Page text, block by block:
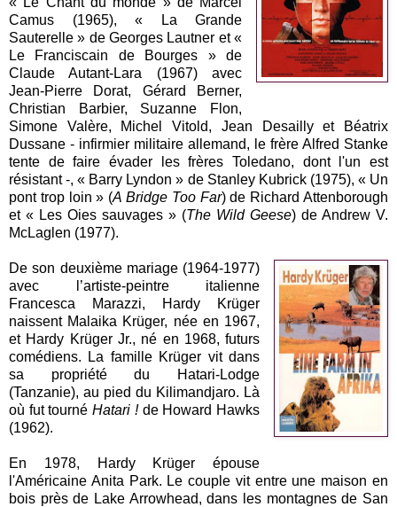
Camus (1965), « La Grande
Sauterelle » de Georges Lautner et «
Le Franciscain de Bourges » de
Claude Autant-Lara (1967) avec
Jean-Pierre Dorat, Gérard Berner,
Christian Barbier, Suzanne Flon,
Simone Valère, Michel Vitold, Jean Desailly et Béatrix
Dussane - infirmier militaire allemand, le frère Alfred Stanke
tente de faire évader les frères Toledano, dont l'un est
résistant -, « Barry Lyndon » de Stanley Kubrick (1975), « Un
pont trop loin » (A Bridge Too Far) de Richard Attenborough
et « Les Oies sauvages » (The Wild Geese) de Andrew V.
McLaglen (1977).
De son deuxième mariage (1964-1977)
avec l’artiste-peintre italienne
Francesca Marazzi, Hardy Krüger
naissent Malaika Krüger, née en 1967,
et Hardy Krüger Jr., né en 1968, futurs
comédiens. La famille Krüger vit dans
sa propriété du Hatari-Lodge
(Tanzanie), au pied du Kilimandjaro. Là
où fut tournéHatari ! de Howard Hawks
(1962).
En 1978, Hardy Krüger épouse
l'Américaine Anita Park. Le couple vit entre une maison en
bois près de Lake Arrowhead, dans les montagnes de San